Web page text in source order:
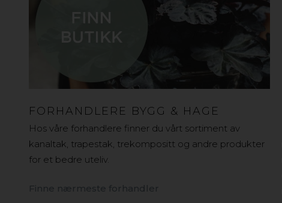
FORHANDLERE BYGG & HAGE
Hos våre forhandlere finner du vårt sortiment av
kanaltak, trapestak, trekompositt og andre produkter
for et bedre uteliv.
Finne nærmeste forhandler